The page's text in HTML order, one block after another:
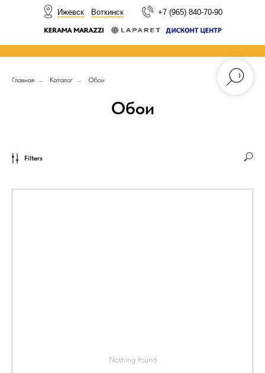
+7 (965) 840-70-90
Ижевск Воткинск
Главная → Каталог → Обои
Обои
Filters
Nothing found